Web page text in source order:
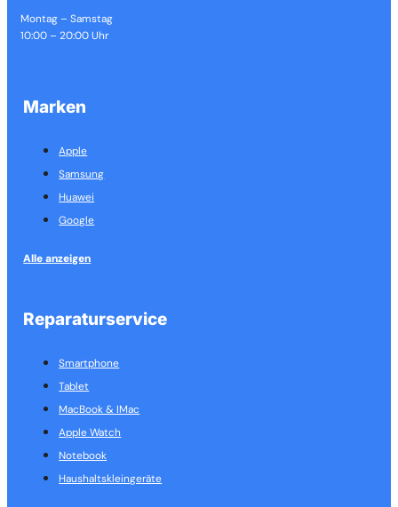
Montag – Samstag
10:00 – 20:00 Uhr
Marken
Apple
Samsung
Huawei
Google
Alle anzeigen
Reparaturservice
Smartphone
Tablet
MacBook & IMac
Apple Watch
Notebook
Haushalts­kleingeräte